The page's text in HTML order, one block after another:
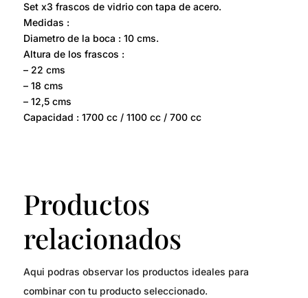
Set x3 frascos de vidrio con tapa de acero.
Medidas :
Diametro de la boca : 10 cms.
Altura de los frascos :
– 22 cms
– 18 cms
– 12,5 cms
Capacidad : 1700 cc / 1100 cc / 700 cc
Productos
relacionados
Aqui podras observar los productos ideales para
combinar con tu producto seleccionado.